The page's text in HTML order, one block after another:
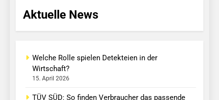
Aktuelle News
Welche Rolle spielen Detekteien in der
Wirtschaft?
15. April 2026
TÜV SÜD: So finden Verbraucher das passende